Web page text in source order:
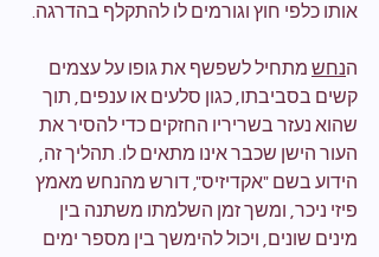
אותו כלפי חוץ וגורמים לו להתקלף בהדרגה.
הנחש מתחיל לשפשף את גופו על עצמים
קשים בסביבתו, כגון סלעים או ענפים, תוך
שהוא נעזר בשריריו החזקים כדי להסיר את
העור הישן שכבר אינו מתאים לו. תהליך זה,
הידוע בשם "אקדיזיס", דורש מהנחש מאמץ
פיזי ניכר, ומשך זמן השלמתו משתנה בין
מינים שונים, ויכול להימשך בין מספר ימים